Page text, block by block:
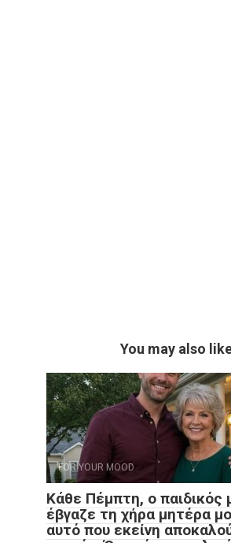
You may also
FOR YOUR MOOD
Κάθε Πέμπτη, ο παιδικός
έβγαζε τη χήρα μητέρα
αυτό που εκείνη